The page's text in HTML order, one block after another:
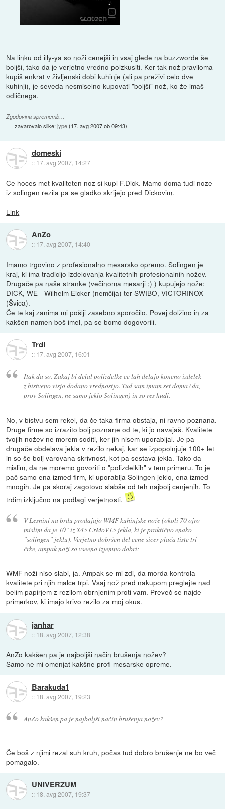
Na linku od illy-ya so noži cenejši in vsaj glede na buzzworde še
boljši, tako da je verjetno vredno poizkusiti. Ker tak nož praviloma
kupiš enkrat v življenski dobi kuhinje (ali pa preživi celo dve
kuhinji), je seveda nesmiselno kupovati "boljši" nož, ko že imaš
odličnega.
Zgodovina sprememb…
zavarovalo slike:jype(17. avg 2007 ob 09:43)
domeski
:: 17. avg 2007, 14:27
Ce hoces met kvaliteten noz si kupi F.Dick. Mamo doma tudi noze
iz solingen rezila pa se gladko skrijejo pred Dickovim.
Link
AnZo
:: 17. avg 2007, 14:40
Imamo trgovino z profesionalno mesarsko opremo. Solingen je
kraj, ki ima tradicijo izdelovanja kvalitetnih profesionalnih nožev.
Drugače pa naše stranke (večinoma mesarji ;) ) kupujejo nože:
DICK, WE - Wilhelm Eicker (nemčija) ter SWIBO, VICTORINOX
(Švica).
Če te kaj zanima mi pošlji zasebno sporočilo. Povej dolžino in za
kakšen namen boš imel, pa se bomo dogovorili.
Trdi
:: 17. avg 2007, 16:01
Itak da so. Zakaj bi delal polizdelke ce lah delajo koncno izdelek
z bistveno visjo dodano vrednostjo. Tud sam imam set doma (da,
prov Solingen, ne samo jeklo Solingen) in so res hudi.
No, v bistvu sem rekel, da če taka firma obstaja, ni ravno poznana.
Druge firme so izrazito bolj poznane od te, ki jo navajaš. Kvalitete
tvojih nožev ne morem soditi, ker jih nisem uporabljal. Je pa
drugače obdelava jekla v rezilo nekaj, kar se izpopolnjuje 100+ let
in so še bolj varovana skrivnost, kot pa sestava jekla. Tako da
mislim, da ne moremo govoriti o "polizdelkih" v tem primeru. To je
pač samo ena izmed firm, ki uporablja Solingen jeklo, ena izmed
mnogih. Je pa skoraj zagotovo slabše od teh najbolj cenjenih. To
trdim izključno na podlagi verjetnosti.
V Lesnini na brdu prodajajo WMF kuhinjske nože (okoli 70 ojro
mislim da je 10" iz X45 CrMoV15 jekla, ki je praktično enako
"solingen" jeklu). Verjetno dobršen del cene sicer plača tiste tri
črke, ampak noži so vseeno izjemno dobri:
WMF noži niso slabi, ja. Ampak se mi zdi, da morda kontrola
kvalitete pri njih malce trpi. Vsaj nož pred nakupom preglejte nad
belim papirjem z rezilom obrnjenim proti vam. Preveč se najde
primerkov, ki imajo krivo rezilo za moj okus.
janhar
:: 18. avg 2007, 12:38
AnZo kakšen pa je najboljši način brušenja nožev?
Samo ne mi omenjat kakšne profi mesarske opreme.
Barakuda1
:: 18. avg 2007, 19:23
AnZo kakšen pa je najboljši način brušenja nožev?
Če boš z njimi rezal suh kruh, počas tud dobro brušenje ne bo več
pomagalo.
UNIVERZUM
:: 18. avg 2007, 19:37